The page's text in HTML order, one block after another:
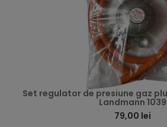
Set regulator de presiune gaz
Landmann 1039
79,00 lei